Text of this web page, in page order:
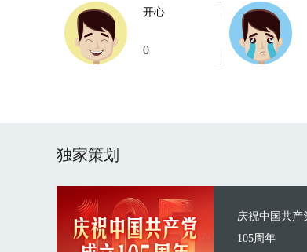
开心
0
独家策划
庆祝中国共产
105周年